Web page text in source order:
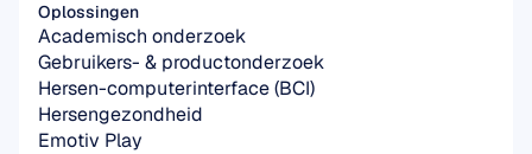
Oplossingen
Academisch onderzoek
Gebruikers- & productonderzoek
Hersen-computerinterface (BCI)
Hersengezondheid
Emotiv Play